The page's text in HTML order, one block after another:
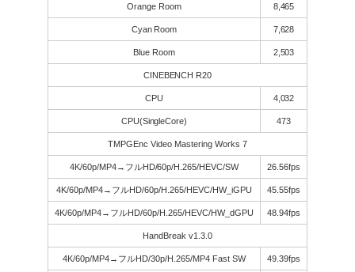
Orange Room 8,465
Cyan Room 7,628
Blue Room 2,503
CINEBENCH R20
CPU 4,032
CPU(SingleCore) 473
TMPGEnc Video Mastering Works 7
4K/60p/MP4→フルHD/60p/H.265/HEVC/SW 26.56fps
4K/60p/MP4→フルHD/60p/H.265/HEVC/HW_iGPU 45.55fps
4K/60p/MP4→フルHD/60p/H.265/HEVC/HW_dGPU 48.94fps
HandBreak v1.3.0
4K/60p/MP4→フルHD/30p/H.265/MP4 Fast SW 49.39fps